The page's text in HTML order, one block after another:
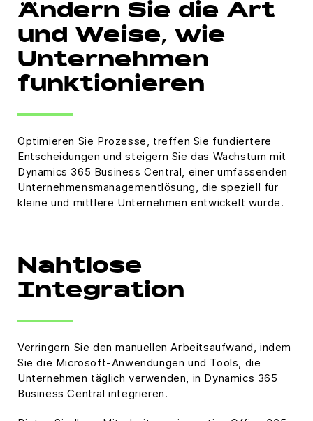
Ändern Sie die Art
und Weise, wie
Unternehmen
funktionieren
Optimieren Sie Prozesse, treffen Sie fundiertere
Entscheidungen und steigern Sie das Wachstum mit
Dynamics 365 Business Central, einer umfassenden
Unternehmensmanagementlösung, die speziell für
kleine und mittlere Unternehmen entwickelt wurde.
Nahtlose
Integration
Verringern Sie den manuellen Arbeitsaufwand, indem
Sie die Microsoft-Anwendungen und Tools, die
Unternehmen täglich verwenden, in Dynamics 365
Business Central integrieren.